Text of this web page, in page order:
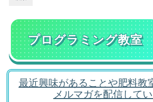
プログラミング教室
最近興味があることや肥料教
メルマガを配信して